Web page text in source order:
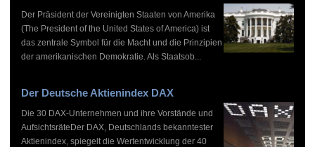
Der Präsident der Vereinigten Staaten von Amerika
(The President of the United States of America) ist
das zentrale Symbol für die Macht und die Prinzipien
der amerikanischen Demokratie. Als Staatsob...
Der Deutsche Aktienindex DAX
Die 30 DAX-Unternehmen und ihre Vorstände und
AufsichtsräteDer DAX, Deutschlands bekanntester
Aktienindex, spiegelt die Wertentwicklung der 40